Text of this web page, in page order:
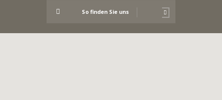
So finden Sie uns